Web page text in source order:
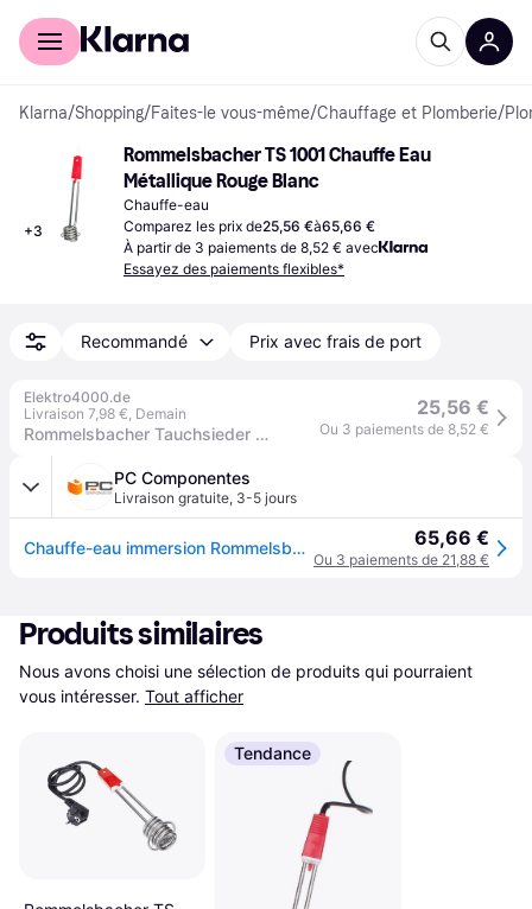
Acheter avec Klarna
Klarna/Shopping/Faites-le vous-même/Chauffage et Plomberie/
+3
Rommelsbacher TS 1001 Chauffe Eau
Métallique Rouge Blanc
Chauffe-eau
Comparez les prix de25,56 €à65,66 €
À partir de 3 paiements de 8,52 € avec
Essayez des paiements flexibles*
Recommandé Prix avec frais de port
Elektro4000.de
Livraison 7,98 €, Demain
Rommelsbacher Tauchsieder TS 1001
25,56 €
Ou 3 paiements de 8,52 €
PC Componentes
Livraison gratuite, 3-5 jours
Chauffe-eau immersion Rommelsbacher TS 1001 1000W métallique rouge blanc 65,66 €
Ou 3 paiements de 21,88 €
Produits similaires
Nous avons choisi une sélection de produits qui pourraient
vous intéresser. Tout afficher
Tendance